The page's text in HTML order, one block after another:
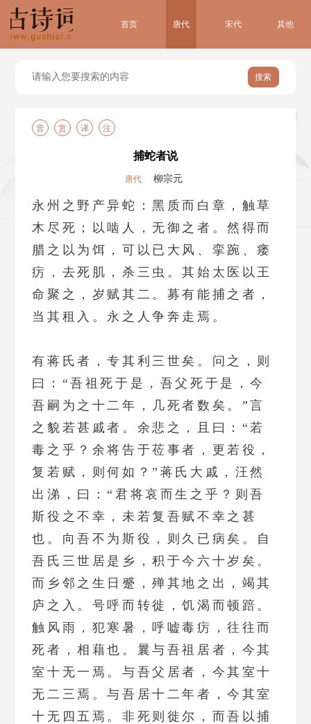
首页 唐代 宋代 其他
搜索
音 赏 译 注
捕蛇者说
唐代 柳宗元
永州之野产异蛇：黑质而白章，触草
木尽死；以啮人，无御之者。然得而
腊之以为饵，可以已大风、挛踠、瘘
疠，去死肌，杀三虫。其始太医以王
命聚之，岁赋其二。募有能捕之者，
当其租入。永之人争奔走焉。
有蒋氏者，专其利三世矣。问之，则
曰：“吾祖死于是，吾父死于是，今
吾嗣为之十二年，几死者数矣。”言
之貌若甚戚者。余悲之，且曰：“若
毒之乎？余将告于莅事者，更若役，
复若赋，则何如？”蒋氏大戚，汪然
出涕，曰：“君将哀而生之乎？则吾
斯役之不幸，未若复吾赋不幸之甚
也。向吾不为斯役，则久已病矣。自
吾氏三世居是乡，积于今六十岁矣。
而乡邻之生日蹙，殚其地之出，竭其
庐之入。号呼而转徙，饥渴而顿踣。
触风雨，犯寒暑，呼嘘毒疠，往往而
死者，相藉也。曩与吾祖居者，今其
室十无一焉。与吾父居者，今其室十
无二三焉。与吾居十二年者，今其室
十无四五焉。非死则徙尔，而吾以捕